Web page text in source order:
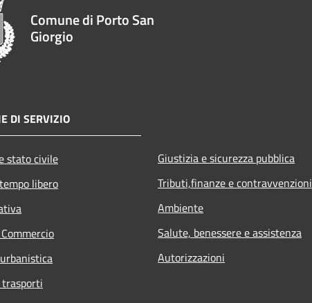
Comune di Porto San
Giorgio
DI SERVIZIO
stato civile
libero
Giustizia e sicurezza pubblica
Tributi,finanze e contravvenzioni
Ambiente
Salute, benessere e assistenza
Autorizzazioni